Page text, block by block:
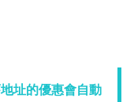
地址的優惠會自動